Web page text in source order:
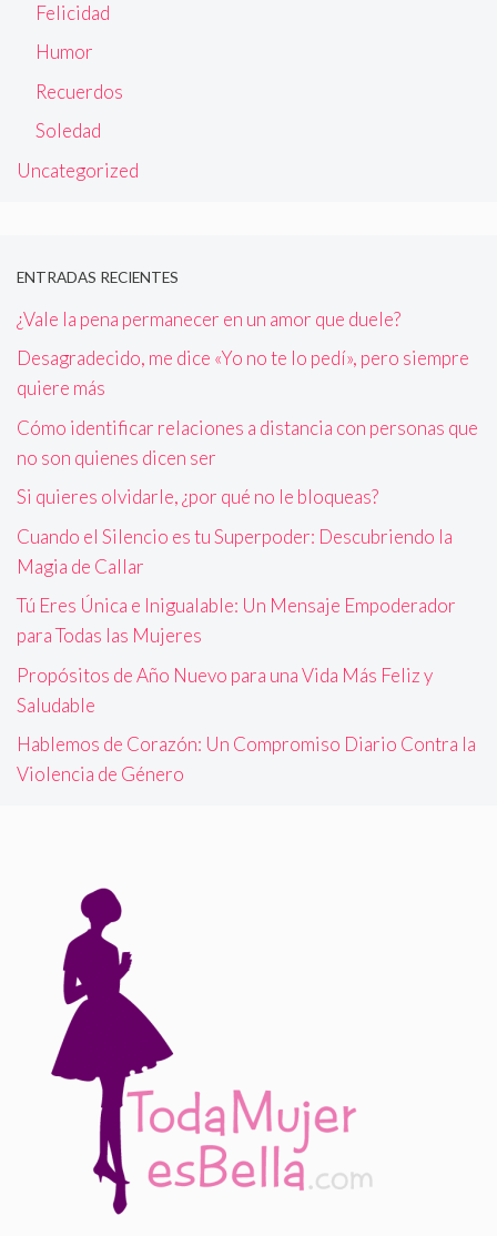
Felicidad
Humor
Recuerdos
Soledad
Uncategorized
ENTRADAS RECIENTES
¿Vale la pena permanecer en un amor que duele?
Desagradecido, me dice «Yo no te lo pedí», pero siempre
quiere más
Cómo identificar relaciones a distancia con personas que
no son quienes dicen ser
Si quieres olvidarle, ¿por qué no le bloqueas?
Cuando el Silencio es tu Superpoder: Descubriendo la
Magia de Callar
Tú Eres Única e Inigualable: Un Mensaje Empoderador
para Todas las Mujeres
Propósitos de Año Nuevo para una Vida Más Feliz y
Saludable
Hablemos de Corazón: Un Compromiso Diario Contra la
Violencia de Género